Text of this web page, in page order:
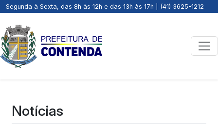
Segunda à Sexta, das 8h às 12h e das 13h às 17h | (41) 3625-1212
Notícias